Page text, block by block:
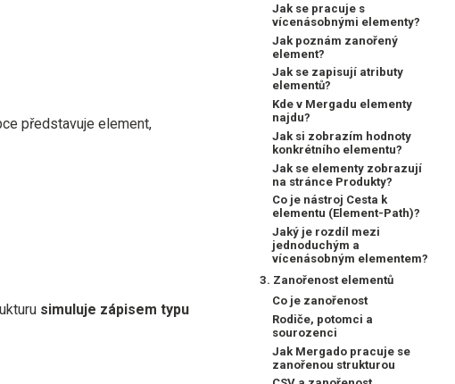
představuje element,
simuluje zápisem typu
Jak se pracuje s
vícenásobnými elementy?
Jak poznám zanořený
element?
Jak se zapisují atributy
elementů?
Kde v Mergadu elementy
najdu?
Jak si zobrazím hodnoty
konkrétního elementu?
Jak se elementy zobrazují
na stránce Produkty?
Co je nástroj Cesta k
elementu (Element-Path)?
Jaký je rozdíl mezi
jednoduchým a
vícenásobným elementem?
3. Zanořenost elementů
Co je zanořenost
Rodiče, potomci a
sourozenci
Jak Mergado pracuje se
zanořenou strukturou